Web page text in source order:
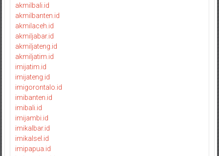
akmilbali.id
akmilbanten.id
akmilaceh.id
akmiljabar.id
akmiljateng.id
akmiljatim.id
imijatim.id
imijateng.id
imigorontalo.id
imibanten.id
imibali.id
imijambi.id
imikalbar.id
imikalsel.id
imipapua.id